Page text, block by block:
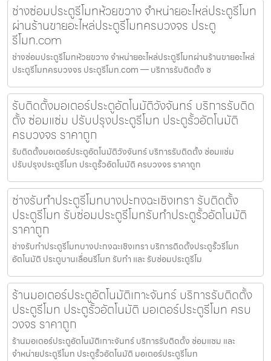
ช่างซ่อมประตูรีโมทห้วยขวาง จำหน่ายอะไหล่ประตูรีโมท
ผ่านร้านขายอะไหล่ประตูรีโมทครบวงจร ประตู
รีโมท.com
ช่างซ่อมประตูรีโมทห้วยขวาง จำหน่ายอะไหล่ประตูรีโมทผ่านร้านขายอะไหล่
ประตูรีโมทครบวงจร ประตูรีโมท.com — บริการรับติดตั้ง ซ
รับติดตั้งมอเตอร์ประตูอัตโนมัติวังจันทร์ บริการรับติด
ตั้ง ซ่อมแซ่ม ปรับปรุงประตูรีโมท ประตูรั้วอัตโนมัติ
ครบวงจร ราคาถูก
รับติดตั้งมอเตอร์ประตูอัตโนมัติวังจันทร์ บริการรับติดตั้ง ซ่อมแซ่ม
ปรับปรุงประตูรีโมท ประตูรั้วอัตโนมัติ ครบวงจร ราคาถูก
ช่างรับทำประตูรีโมทบางปะกงฉะเชิงเทรา รับติดตั้ง
ประตูรีโมท รับซ่อมประตูรีโมทรับทำประตูรั้วอัตโนมัติ
ราคาถูก
ช่างรับทำประตูรีโมทบางปะกงฉะเชิงเทรา บริการติดตั้งประตูรั้วรีโมท
อัตโนมัติ ประตูบานเลื่อนรีโมท รับทำ และ รับซ่อมประตูรีโม
ร้านมอเตอร์ประตูอัตโนมัติเกาะจันทร์ บริการรับติดตั้ง
ประตูรีโมท ประตูรั้วอัตโนมัติ มอเตอร์ประตูรีโมท ครบ
วงจร ราคาถูก
ร้านมอเตอร์ประตูอัตโนมัติเกาะจันทร์ บริการรับติดตั้ง ซ่อมแซม และ
จำหน่ายประตูรีโมท ประตูรั้วอัตโนมัติ มอเตอร์ประตูรีโมท